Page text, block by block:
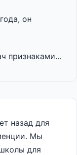
он
признаками...
назад для
Мы
для